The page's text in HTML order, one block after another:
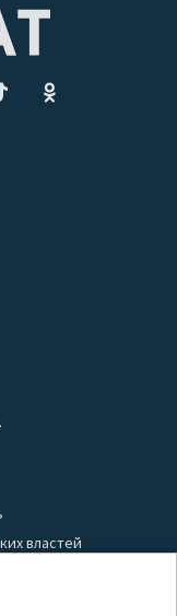
властей